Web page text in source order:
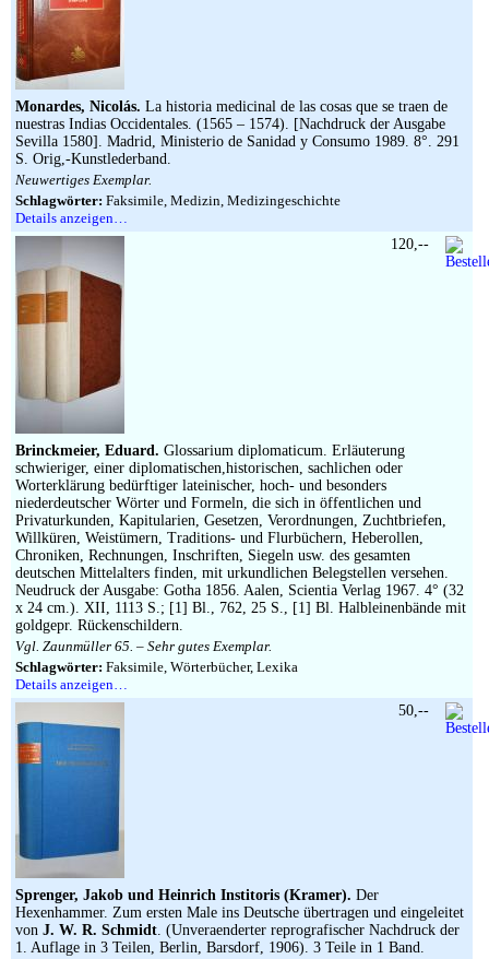
Monardes, Nicolás. La historia medicinal de las cosas que se traen de
nuestras Indias Occidentales. (1565 – 1574). [Nachdruck der Ausgabe
Sevilla 1580]. Madrid, Ministerio de Sanidad y Consumo 1989. 8°. 291
S. Orig,-Kunstlederband.
Neuwertiges Exemplar.
Schlagwörter: Faksimile, Medizin, Medizingeschichte
Details anzeigen…
Brinckmeier, Eduard. Glossarium diplomaticum. Erläuterung
schwieriger, einer diplomatischen,historischen, sachlichen oder
Worterklärung bedürftiger lateinischer, hoch- und besonders
niederdeutscher Wörter und Formeln, die sich in öffentlichen und
Privaturkunden, Kapitularien, Gesetzen, Verordnungen, Zuchtbriefen,
Willküren, Weistümern, Traditions- und Flurbüchern, Heberollen,
Chroniken, Rechnungen, Inschriften, Siegeln usw. des gesamten
deutschen Mittelalters finden, mit urkundlichen Belegstellen versehen.
Neudruck der Ausgabe: Gotha 1856. Aalen, Scientia Verlag 1967. 4° (32
x 24 cm.). XII, 1113 S.; [1] Bl., 762, 25 S., [1] Bl. Halbleinenbände mit
goldgepr. Rückenschildern.
Vgl. Zaunmüller 65. – Sehr gutes Exemplar.
Schlagwörter: Faksimile, Wörterbücher, Lexika
Details anzeigen…
120,--
Sprenger, Jakob und Heinrich Institoris (Kramer). Der
Hexenhammer. Zum ersten Male ins Deutsche übertragen und eingeleitet
von J. W. R. Schmidt. (Unveraenderter reprografischer Nachdruck der
1. Auflage in 3 Teilen, Berlin, Barsdorf, 1906). 3 Teile in 1 Band.
50,--